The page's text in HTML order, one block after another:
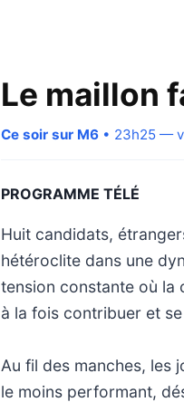
Le maillon
Ce soir sur M6 • 23h25 —
PROGRAMME TÉLÉ
Huit candidats,
hétéroclite dans une
tension constante où la
à la fois contribuer et
Au fil des manches, les
le moins performant,